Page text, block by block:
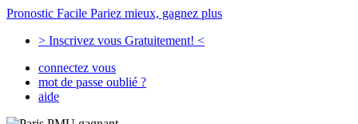
Pronostic Facile Pariez mieux, gagnez plus
> Inscrivez vous Gratuitement! <
connectez vous
mot de passe oublié ?
aide